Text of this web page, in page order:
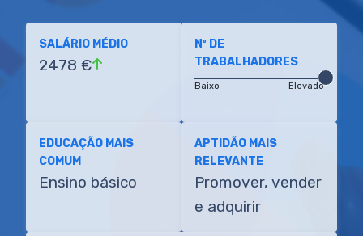
SALÁRIO MÉDIO
2478 €
Nº DE
TRABALHADORES
Baixo Elevado
EDUCAÇÃO MAIS
COMUM
Ensino básico
APTIDÃO MAIS
RELEVANTE
Promover, vender
e adquirir